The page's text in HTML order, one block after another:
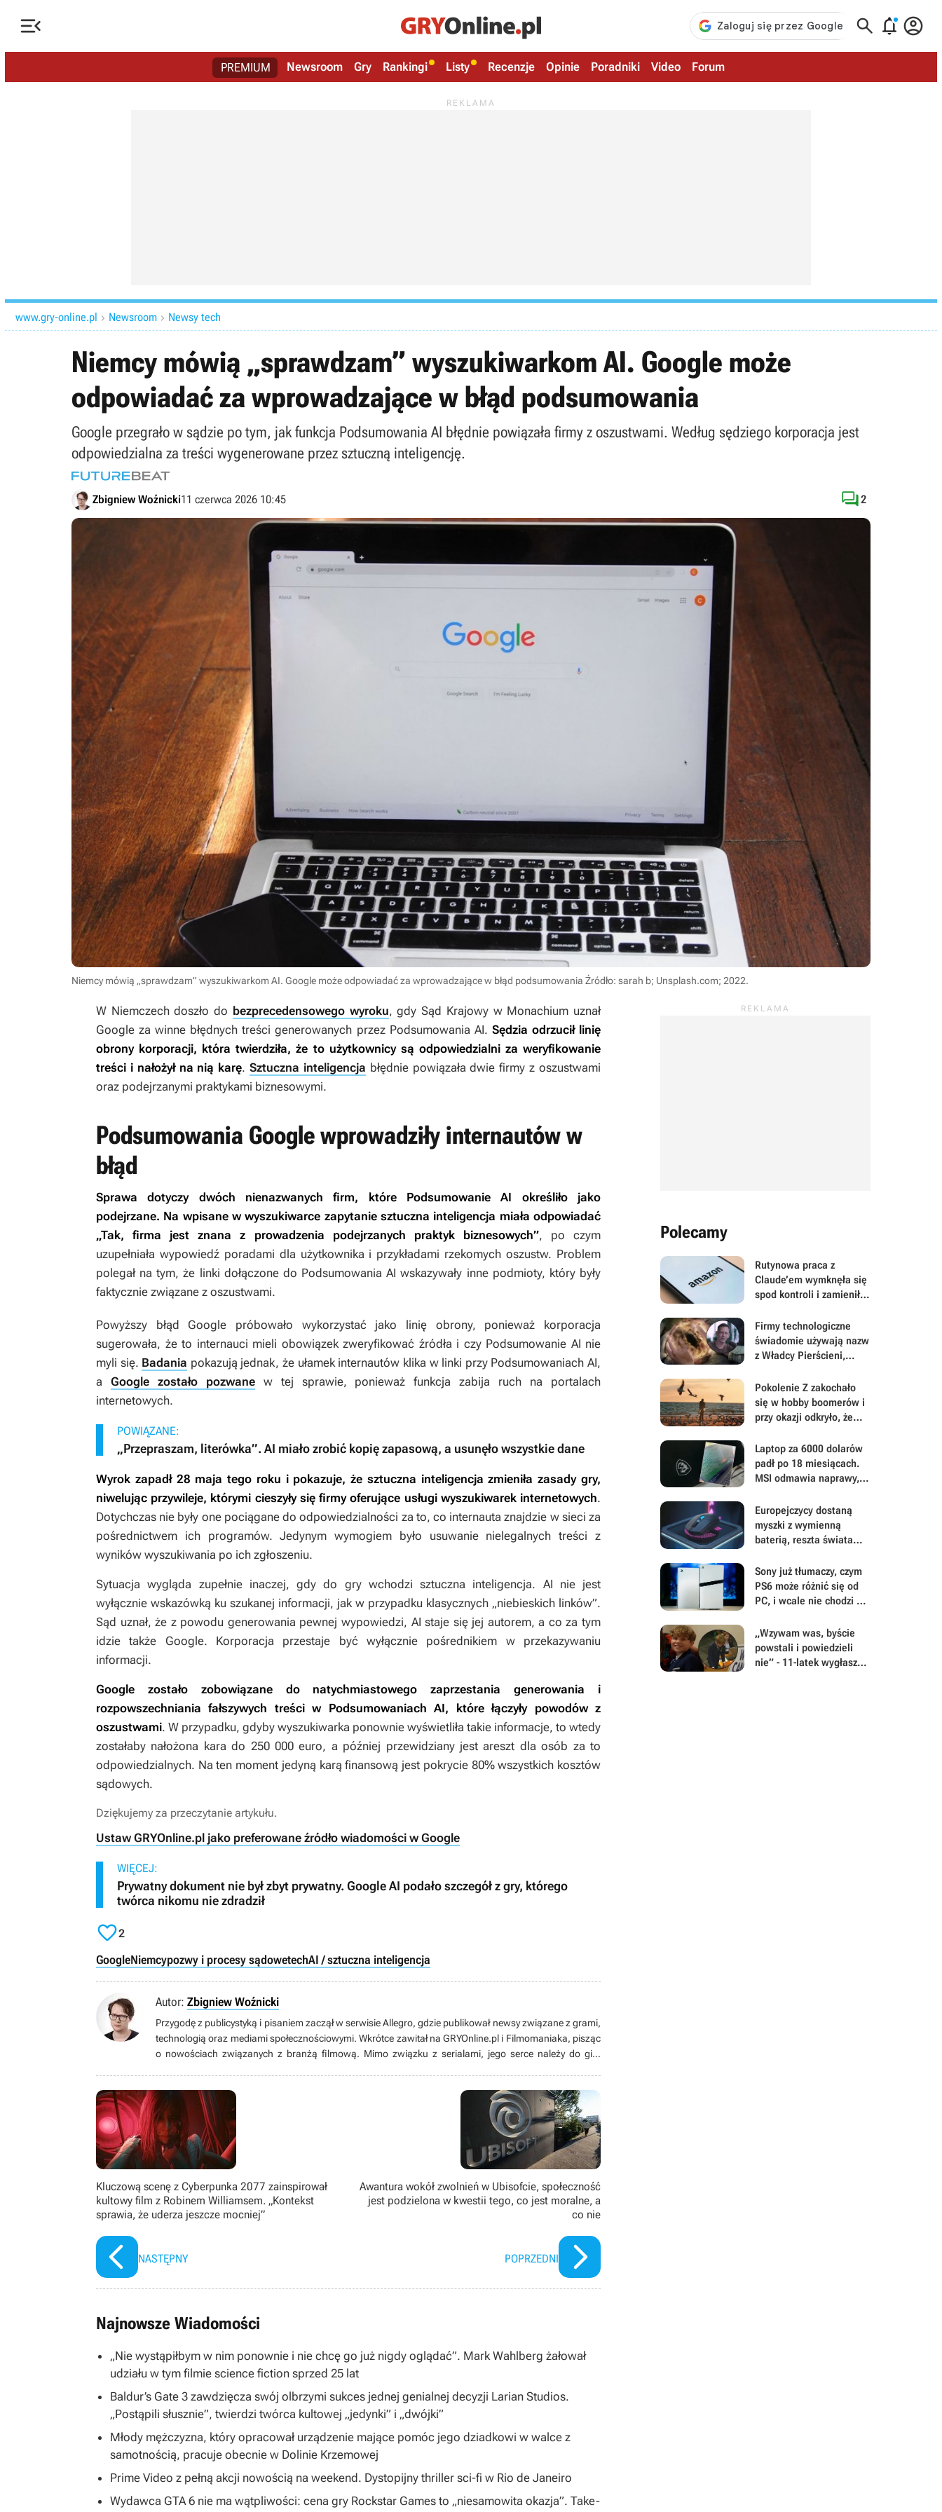
   
PREMIUM Newsroom Gry Rankingi Listy Recenzje Opinie Poradniki Video Forum
www.gry-online.pl  Newsroom  Newsy tech
Niemcy mówią „sprawdzam” wyszukiwarkom AI. Google może
odpowiadać za wprowadzające w błąd podsumowania
Google przegrało w sądzie po tym, jak funkcja Podsumowania AI błędnie powiązała firmy z oszustwami. Według sędziego korporacja jest
odpowiedzialna za treści wygenerowane przez sztuczną inteligencję.
Zbigniew Woźnicki11 czerwca 2026 10:45 2
Niemcy mówią „sprawdzam” wyszukiwarkom AI. Google może odpowiadać za wprowadzające w błąd podsumowania Źródło: sarah b; Unsplash.com; 2022.
W Niemczech doszło do bezprecedensowego wyroku, gdy Sąd Krajowy w Monachium uznał
Google za winne błędnych treści generowanych przez Podsumowania AI. Sędzia odrzucił linię
obrony korporacji, która twierdziła, że to użytkownicy są odpowiedzialni za weryfikowanie
treści i nałożył na nią karę.Sztuczna inteligencja błędnie powiązała dwie firmy z oszustwami
oraz podejrzanymi praktykami biznesowymi.
Podsumowania Google wprowadziły internautów w
błąd
Sprawa dotyczy dwóch nienazwanych firm, które Podsumowanie AI określiło jako
podejrzane. Na wpisane w wyszukiwarce zapytanie sztuczna inteligencja miała odpowiadać
„Tak, firma jest znana z prowadzenia podejrzanych praktyk biznesowych”, po czym
uzupełniała wypowiedź poradami dla użytkownika i przykładami rzekomych oszustw. Problem
polegał na tym, że linki dołączone do Podsumowania AI wskazywały inne podmioty, który były
faktycznie związane z oszustwami.
Powyższy błąd Google próbowało wykorzystać jako linię obrony, ponieważ korporacja
sugerowała, że to internauci mieli obowiązek zweryfikować źródła i czy Podsumowanie AI nie
myli się. Badania pokazują jednak, że ułamek internautów klika w linki przy Podsumowaniach AI,
a Google zostało pozwanew tej sprawie, ponieważ funkcja zabija ruch na portalach
internetowych.
POWIĄZANE:
„Przepraszam, literówka”. AI miało zrobić kopię zapasową, a usunęło wszystkie dane
Wyrok zapadł 28 maja tego roku i pokazuje, że sztuczna inteligencja zmieniła zasady gry,
niwelując przywileje, którymi cieszyły się firmy oferujące usługi wyszukiwarek internetowych.
Dotychczas nie były one pociągane do odpowiedzialności za to, co internauta znajdzie w sieci za
pośrednictwem ich programów. Jedynym wymogiem było usuwanie nielegalnych treści z
wyników wyszukiwania po ich zgłoszeniu.
Sytuacja wygląda zupełnie inaczej, gdy do gry wchodzi sztuczna inteligencja. AI nie jest
wyłącznie wskazówką ku szukanej informacji, jak w przypadku klasycznych „niebieskich linków”.
Sąd uznał, że z powodu generowania pewnej wypowiedzi, AI staje się jej autorem, a co za tym
idzie także Google. Korporacja przestaje być wyłącznie pośrednikiem w przekazywaniu
informacji.
Google zostało zobowiązane do natychmiastowego zaprzestania generowania i
rozpowszechniania fałszywych treści w Podsumowaniach AI, które łączyły powodów z
oszustwami. W przypadku, gdyby wyszukiwarka ponownie wyświetliła takie informacje, to wtedy
zostałaby nałożona kara do 250 000 euro, a później przewidziany jest areszt dla osób za to
odpowiedzialnych. Na ten moment jedyną karą finansową jest pokrycie 80% wszystkich kosztów
sądowych.
Dziękujemy za przeczytanie artykułu.
Ustaw GRYOnline.pl jako preferowane źródło wiadomości w Google
WIĘCEJ:
Prywatny dokument nie był zbyt prywatny. Google AI podało szczegół z gry, którego
twórca nikomu nie zdradził
2
GoogleNiemcypozwy i procesy sądowetechAI / sztuczna inteligencja
Autor: Zbigniew Woźnicki
Przygodę z publicystyką i pisaniem zaczął w serwisie Allegro, gdzie publikował newsy związane z grami,
technologią oraz mediami społecznościowymi. Wkrótce zawitał na GRYOnline.pl i Filmomaniaka, pisząc
o nowościach związanych z branżą filmową. Mimo związku z serialami, jego serce należy do gier
mmorpg.org.pl. Uwielbia ponarzekać, ale oczywiście konstruktywnie i z umiarem. Na forum pisze pod
ksywką Canaton.
Kluczową scenę z Cyberpunka 2077 zainspirował
kultowy film z Robinem Williamsem. „Kontekst
sprawia, że uderza jeszcze mocniej”
NASTĘPNY
Awantura wokół zwolnień w Ubisofcie, społeczność
jest podzielona w kwestii tego, co jest moralne, a
co nie
POPRZEDNI
Najnowsze Wiadomości
„Nie wystąpiłbym w nim ponownie i nie chcę go już nigdy oglądać”. Mark Wahlberg żałował
udziału w tym filmie science fiction sprzed 25 lat
Baldur’s Gate 3 zawdzięcza swój olbrzymi sukces jednej genialnej decyzji Larian Studios.
„Postąpili słusznie”, twierdzi twórca kultowej „jedynki” i „dwójki”
Młody mężczyzna, który opracował urządzenie mające pomóc jego dziadkowi w walce z
samotnością, pracuje obecnie w Dolinie Krzemowej
Prime Video z pełną akcji nowością na weekend. Dystopijny thriller sci-fi w Rio de Janeiro
Wydawca GTA 6 nie ma wątpliwości: cena gry Rockstar Games to „niesamowita okazja”. Take-
Polecamy
Rutynowa praca z
Claude’em wymknęła się
spod kontroli i zamieniła
dla Amazona
Firmy technologiczne
świadomie używają nazw
z Władcy Pierścieni,
są tymi dobrymi
Pokolenie Z zakochało
się w hobby boomerów i
przy okazji odkryło, że
Laptop za 6000 dolarów
padł po 18 miesiącach.
MSI odmawia naprawy, a
zeznaniach
Europejczycy dostaną
myszki z wymienną
baterią, reszta świata
że naprawialność czasem
trzeba wymusić prawem
Sony już tłumaczy, czym
PS6 może różnić się od
PC, i wcale nie chodzi o
„Wzywam was, byście
powstali i powiedzieli
nie” - 11-latek wygłasza